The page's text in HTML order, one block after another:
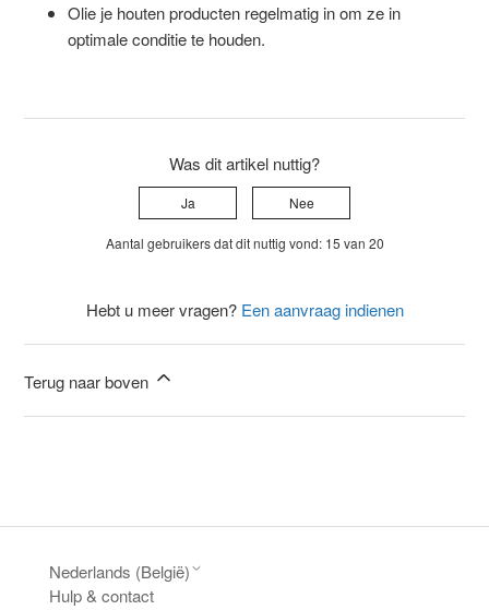
Olie je houten producten regelmatig in om ze in
optimale conditie te houden.
Was dit artikel nuttig?
Ja Nee
Aantal gebruikers dat dit nuttig vond: 15 van 20
Hebt u meer vragen? Een aanvraag indienen
Terug naar boven
Nederlands (België)
Hulp & contact